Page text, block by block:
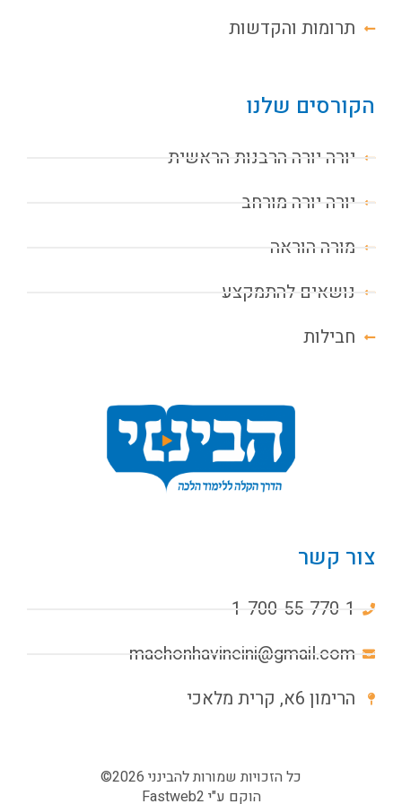
תרומות והקדשות
הקורסים שלנו
יורה יורה הרבנות הראשית
יורה יורה מורחב
מורה הוראה
נושאים להתמקצע
חבילות
צור קשר
1-700-55-770-1
machonhavineini@gmail.com
הרימון 6א, קרית מלאכי
כל הזכויות שמורות להבינני 2026©
הוקם ע"י Fastweb2